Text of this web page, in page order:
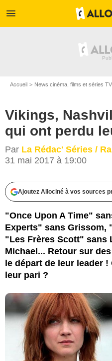
menu
Accueil News cinéma, films et séries TV
Vikings,
qui ont perdu
Par La Rédac' Séries /
31 mai 2017 à 19:00
Ajoutez Allociné à vos sources
"Once Upon A Time"
Experts" sans Grissom,
"Les Frères Scott" sans
Michael... Retour sur
le départ de leur leader
leur pari ?
TF1